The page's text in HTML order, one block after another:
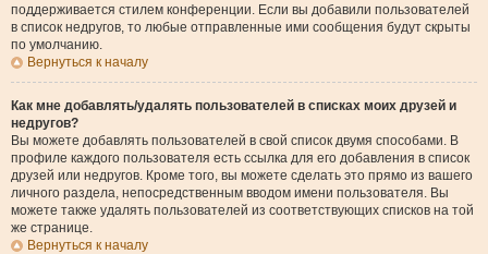
поддерживается стилем конференции. Если вы добавили пользователей
в список недругов, то любые отправленные ими сообщения будут скрыты
по умолчанию.
Вернуться к началу
Как мне добавлять/удалять пользователей в списках моих друзей и
недругов?
Вы можете добавлять пользователей в свой список двумя способами. В
профиле каждого пользователя есть ссылка для его добавления в список
друзей или недругов. Кроме того, вы можете сделать это прямо из вашего
личного раздела, непосредственным вводом имени пользователя. Вы
можете также удалять пользователей из соответствующих списков на той
же странице.
Вернуться к началу